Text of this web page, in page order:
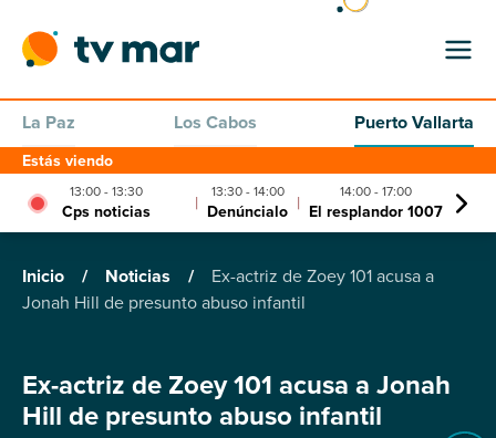
La Paz Los Cabos Puerto Vallarta
Estás viendo
13:00 - 13:30
Cps noticias | 13:30 - 14:00
Denúncialo | 14:00 - 17:00
El resplandor 1007 El
Inicio / Noticias /
Ex-actriz de Zoey 101 acusa a
Jonah Hill de presunto abuso infantil
Ex-actriz de Zoey 101 acusa a Jonah
Hill de presunto abuso infantil